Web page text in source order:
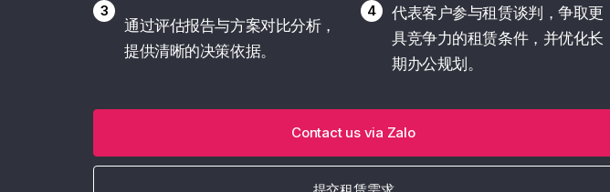
3
通过评估报告与方案对比分析，
提供清晰的决策依据。
4
代表客户参与租赁谈判，争取更
具竞争力的租赁条件，并优化长
期办公规划。
Contact us via Zalo